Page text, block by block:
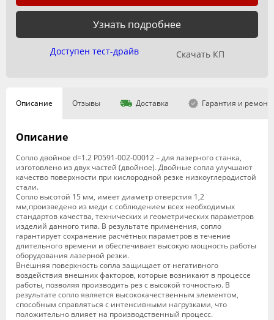
Узнать подробнее
Доступен тест-драйв Скачать КП
Описание Отзывы Доставка Гарантия и ремонт
Описание
Сопло двойное d=1.2 P0591-002-00012 – для лазерного станка,
изготовлено из двух частей (двойное). Двойные сопла улучшают
качество поверхности при кислородной резке низкоуглеродистой
стали.
Сопло высотой 15 мм, имеет диаметр отверстия 1,2
мм,произведено из меди с соблюдением всех необходимых
стандартов качества, технических и геометрических параметров
изделий данного типа. В результате применения, сопло
гарантирует сохранение расчётных параметров в течение
длительного времени и обеспечивает высокую мощность работы
оборудования лазерной резки.
Внешняя поверхность сопла защищает от негативного
воздействия внешних факторов, которые возникают в процессе
работы, позволяя производить рез с высокой точностью. В
результате сопло является высококачественным элементом,
способным справляться с интенсивными нагрузками, что
положительно влияет на производственный процесс.